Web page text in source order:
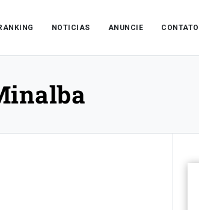
NOTICIAS ANUNCIE CONTATO